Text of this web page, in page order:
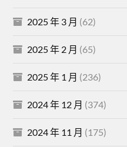
2025 年 3 月 (62)
2025 年 2 月 (65)
2025 年 1 月 (236)
2024 年 12 月 (374)
2024 年 11 月 (175)